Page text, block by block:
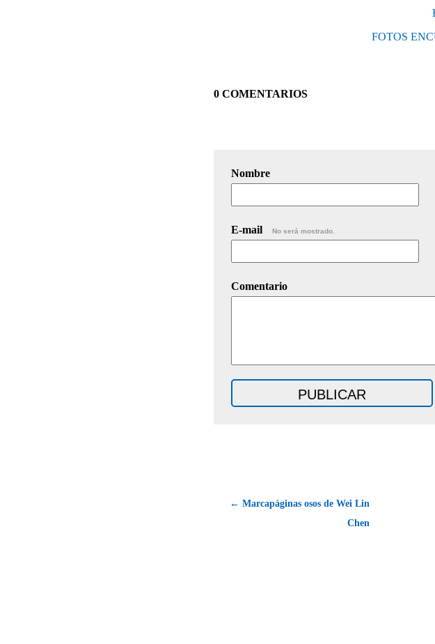
FOTOS
0 COMENTARIOS
Nombre
E-mail No será mostrado.
Comentario
← Marcapáginas osos de Wei Lin
Chen